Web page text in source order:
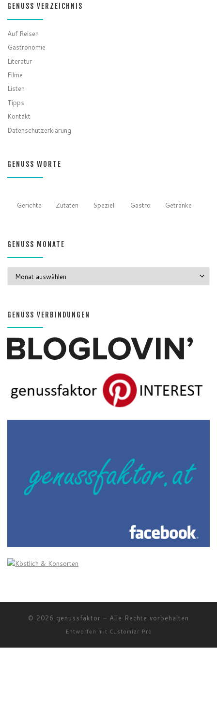
GENUSS VERZEICHNIS
Auf Reisen
Gastronomie
Literatur
Filme
Listen
Tipps
Kontakt
Datenschutzerklärung
GENUSS WORTE
Gerichte Zutaten Speziell Gastro Getränke
GENUSS MONATE
GENUSS VERBINDUNGEN
© 2026 genussfaktor – Alle Rechte vorbehalten
Entworfen mit Customizr Pro